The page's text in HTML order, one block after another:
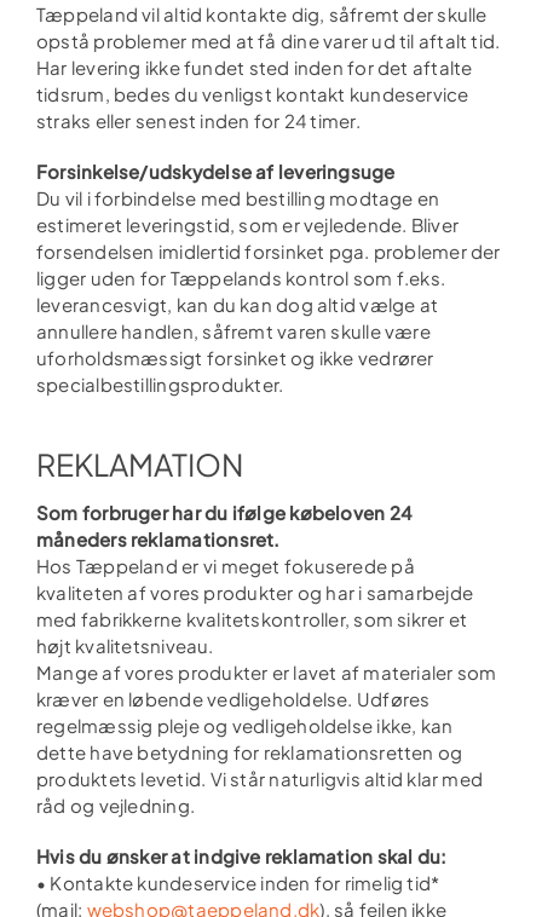
Tæppeland vil altid kontakte dig, såfremt der skulle
opstå problemer med at få dine varer ud til aftalt tid.
Har levering ikke fundet sted inden for det aftalte
tidsrum, bedes du venligst kontakt kundeservice
straks eller senest inden for 24 timer.
Forsinkelse/udskydelse af leveringsuge
Du vil i forbindelse med bestilling modtage en
estimeret leveringstid, som er vejledende. Bliver
forsendelsen imidlertid forsinket pga. problemer der
ligger uden for Tæppelands kontrol som f.eks.
leverancesvigt, kan du kan dog altid vælge at
annullere handlen, såfremt varen skulle være
uforholdsmæssigt forsinket og ikke vedrører
specialbestillingsprodukter.
REKLAMATION
Som forbruger har du ifølge købeloven 24
måneders reklamationsret.
Hos Tæppeland er vi meget fokuserede på
kvaliteten af vores produkter og har i samarbejde
med fabrikkerne kvalitetskontroller, som sikrer et
højt kvalitetsniveau.
Mange af vores produkter er lavet af materialer som
kræver en løbende vedligeholdelse. Udføres
regelmæssig pleje og vedligeholdelse ikke, kan
dette have betydning for reklamationsretten og
produktets levetid. Vi står naturligvis altid klar med
råd og vejledning.
Hvis du ønsker at indgive reklamation skal du:
• Kontakte kundeservice inden for rimelig tid*
(mail: webshop@taeppeland.dk), så fejlen ikke